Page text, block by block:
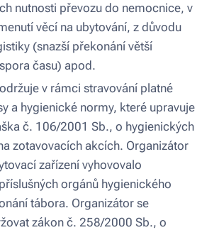
nutnosti převozu do nemocnice, v
věcí na ubytování, z důvodu
(snazší překonání větší
času) apod.
v rámci stravování platné
a hygienické normy, které upravuje
č. 106/2001 Sb., o hygienických
zotavovacích akcích. Organizátor
zařízení vyhovovalo
orgánů hygienického
tábora. Organizátor se
zákon č. 258/2000 Sb., o